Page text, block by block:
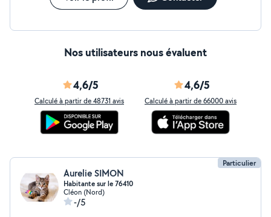
Nos utilisateurs nous évaluent
4,6/5
Calculé à partir de 48731 avis
4,6/5
Calculé à partir de 66000 avis
Particulier
Aurelie SIMON
Habitante sur le 76410
Cléon (Nord)
-/5